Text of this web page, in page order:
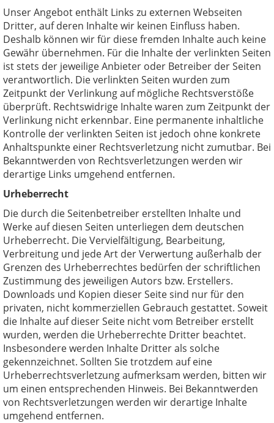
Unser Angebot enthält Links zu externen Webseiten
Dritter, auf deren Inhalte wir keinen Einfluss haben.
Deshalb können wir für diese fremden Inhalte auch keine
Gewähr übernehmen. Für die Inhalte der verlinkten Seiten
ist stets der jeweilige Anbieter oder Betreiber der Seiten
verantwortlich. Die verlinkten Seiten wurden zum
Zeitpunkt der Verlinkung auf mögliche Rechtsverstöße
überprüft. Rechtswidrige Inhalte waren zum Zeitpunkt der
Verlinkung nicht erkennbar. Eine permanente inhaltliche
Kontrolle der verlinkten Seiten ist jedoch ohne konkrete
Anhaltspunkte einer Rechtsverletzung nicht zumutbar. Bei
Bekanntwerden von Rechtsverletzungen werden wir
derartige Links umgehend entfernen.
Urheberrecht
Die durch die Seitenbetreiber erstellten Inhalte und
Werke auf diesen Seiten unterliegen dem deutschen
Urheberrecht. Die Vervielfältigung, Bearbeitung,
Verbreitung und jede Art der Verwertung außerhalb der
Grenzen des Urheberrechtes bedürfen der schriftlichen
Zustimmung des jeweiligen Autors bzw. Erstellers.
Downloads und Kopien dieser Seite sind nur für den
privaten, nicht kommerziellen Gebrauch gestattet. Soweit
die Inhalte auf dieser Seite nicht vom Betreiber erstellt
wurden, werden die Urheberrechte Dritter beachtet.
Insbesondere werden Inhalte Dritter als solche
gekennzeichnet. Sollten Sie trotzdem auf eine
Urheberrechtsverletzung aufmerksam werden, bitten wir
um einen entsprechenden Hinweis. Bei Bekanntwerden
von Rechtsverletzungen werden wir derartige Inhalte
umgehend entfernen.